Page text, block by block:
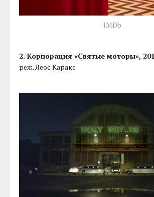
IMDb
2. Корпорация «Святые моторы»,
реж. Леос Каракс